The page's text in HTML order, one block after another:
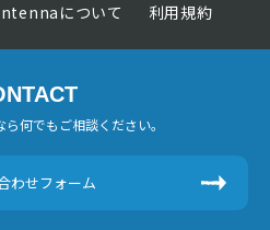
について 利用規約
何でもご相談ください。
わせフォーム